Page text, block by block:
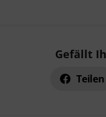
Gefällt
Teilen